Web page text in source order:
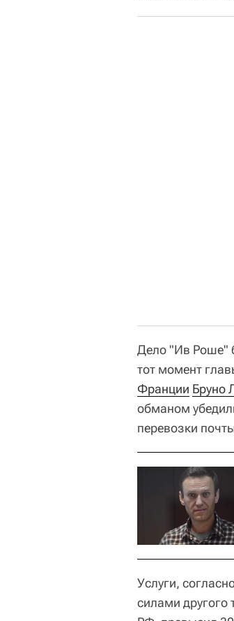
Дело "Ив Роше"
тот момент
Франции Бруно
обманом
перевозки
Услуги,
силами